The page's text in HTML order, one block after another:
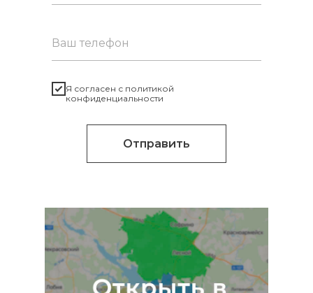
Я согласен с политикой
конфиденциальности
Отправить